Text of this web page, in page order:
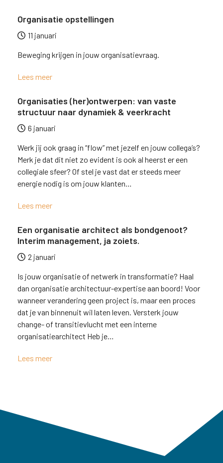
Organisatie opstellingen
11 januari
Beweging krijgen in jouw organisatievraag.
Lees meer
Organisaties (her)ontwerpen: van vaste
structuur naar dynamiek & veerkracht
6 januari
Werk jij ook graag in “flow” met jezelf en jouw collega’s?
Merk je dat dit niet zo evident is ook al heerst er een
collegiale sfeer? Of stel je vast dat er steeds meer
energie nodig is om jouw klanten…
Lees meer
Een organisatie architect als bondgenoot?
Interim management, ja zoiets.
2 januari
Is jouw organisatie of netwerk in transformatie? Haal
dan organisatie architectuur-expertise aan boord! Voor
wanneer verandering geen project is, maar een proces
dat je van binnenuit wil laten leven. Versterk jouw
change- of transitievlucht met een interne
organisatiearchitect Heb je…
Lees meer